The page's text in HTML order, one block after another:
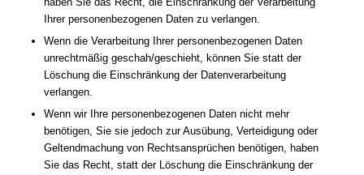
Ihrer personenbezogenen Daten zu verlangen.
Wenn die Verarbeitung Ihrer personenbezogenen Daten
unrechtmäßig geschah/geschieht, können Sie statt der
Löschung die Einschränkung der Datenverarbeitung
verlangen.
Wenn wir Ihre personenbezogenen Daten nicht mehr
benötigen, Sie sie jedoch zur Ausübung, Verteidigung oder
Geltendmachung von Rechtsansprüchen benötigen, haben
Sie das Recht, statt der Löschung die Einschränkung der